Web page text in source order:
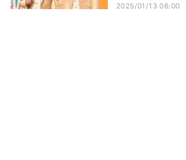
2025/01/13 06:00